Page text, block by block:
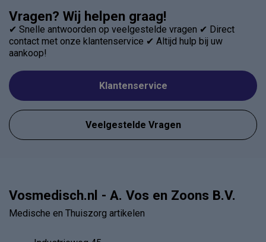
Vragen? Wij helpen graag!
✔ Snelle antwoorden op veelgestelde vragen ✔ Direct
contact met onze klantenservice ✔ Altijd hulp bij uw
aankoop!
Klantenservice
Veelgestelde Vragen
Vosmedisch.nl - A. Vos en Zoons B.V.
Medische en Thuiszorg artikelen